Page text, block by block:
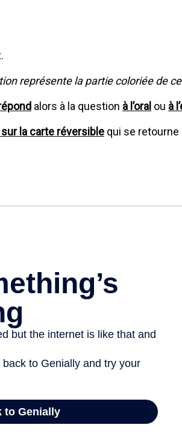
représente la partie coloriée de
alors à la question à l’oral ou à
la carte réversible qui se retourne